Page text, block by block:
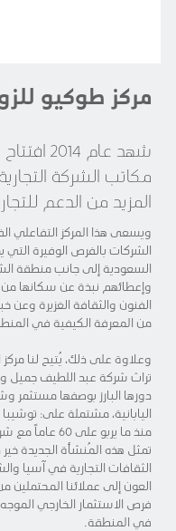
مركز طوكيو
شهد عام
مكاتب الشركة
المزيد من الدعم
ويسعى هذا المركز التفاعلي
الشركات بالفرص الوفيرة التي
السعودية إلى جانب منطقة
وإعطائهم نبذة عن سكانها من
الفنون والثقافة الغزيرة
من المعرفة الكيفية في
تراث شركة عبد اللطيف جميل
دورها البارز بوصفها مستثمر
اليابانية، مشتملة على:
منذ ما يربو
تمثل هذه المُنشأة الجديدة
الثقافات التجارية في آسيا
العون إلى عملائنا
فرص الاستثمار الخارجي
في المنطقة.